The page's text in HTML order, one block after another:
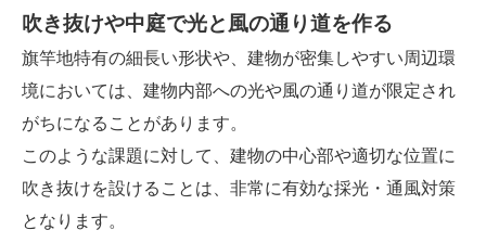
吹き抜けや中庭で光と風の通り道を作る
旗竿地特有の細長い形状や、建物が密集しやすい周辺環
境においては、建物内部への光や風の通り道が限定され
がちになることがあります。
このような課題に対して、建物の中心部や適切な位置に
吹き抜けを設けることは、非常に有効な採光・通風対策
となります。